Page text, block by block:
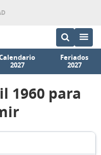
2027
Feriados
2027
1960 para